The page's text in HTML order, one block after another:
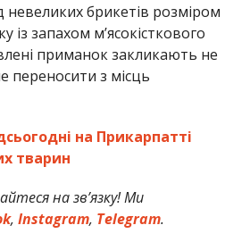
невеликих брикетів розміром
із запахом м’ясокісткового
приманок закликають не
переносити з місць
на Прикарпатті
тварин
на зв’язку! Ми
, Instagram, Telegram.